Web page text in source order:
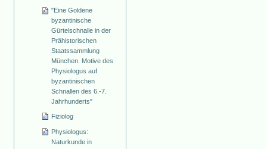
"Eine Goldene
byzantinische
Gürtelschnalle in der
Prähistorischen
Staatssammlung
München. Motive des
Physiologus auf
byzantinischen
Schnallen des 6.-7.
Jahrhunderts"
Fiziolog
Physiologus:
Naturkunde in